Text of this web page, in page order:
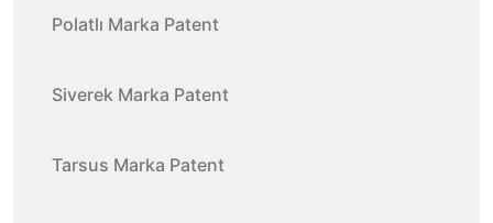
Polatlı Marka Patent
Siverek Marka Patent
Tarsus Marka Patent